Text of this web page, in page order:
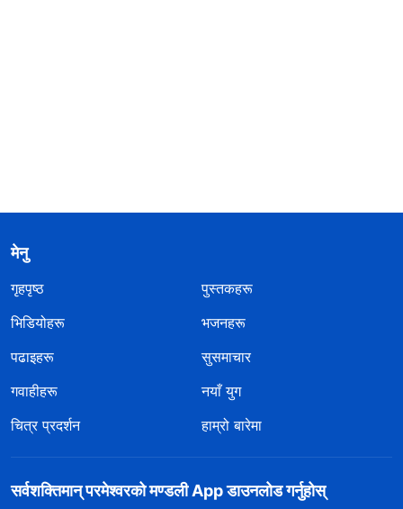
मेनु
गृहपृष्ठ
पुस्तकहरू
भिडियोहरू
भजनहरू
पढाइहरू
सुसमाचार
गवाहीहरू
नयाँ युग
चित्र प्रदर्शन
हाम्रो बारेमा
सर्वशक्तिमान्‌ परमेश्‍वरको मण्डली App डाउनलोड गर्नुहोस्